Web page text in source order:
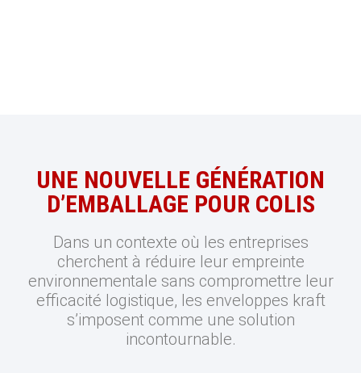
UNE NOUVELLE GÉNÉRATION
D’EMBALLAGE POUR COLIS
Dans un contexte où les entreprises
cherchent à réduire leur empreinte
environnementale sans compromettre leur
efficacité logistique, les enveloppes kraft
s’imposent comme une solution
incontournable.